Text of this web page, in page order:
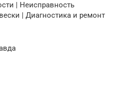
| Неисправность
| Диагностика и ремонт